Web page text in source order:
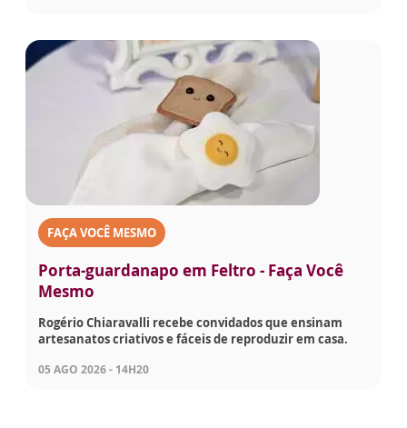
FAÇA VOCÊ MESMO
Porta-guardanapo em Feltro - Faça Você
Mesmo
Rogério Chiaravalli recebe convidados que ensinam
artesanatos criativos e fáceis de reproduzir em casa.
05 AGO 2026 - 14H20